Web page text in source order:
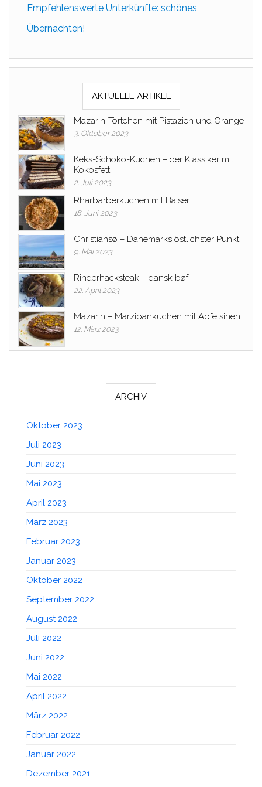
Empfehlenswerte Unterkünfte: schönes
Übernachten!
AKTUELLE ARTIKEL
Mazarin-Törtchen mit Pistazien und Orange
3. Oktober 2023
Keks-Schoko-Kuchen – der Klassiker mit
Kokosfett
2. Juli 2023
Rharbarberkuchen mit Baiser
18. Juni 2023
Christiansø – Dänemarks östlichster Punkt
9. Mai 2023
Rinderhacksteak – dansk bøf
22. April 2023
Mazarin – Marzipankuchen mit Apfelsinen
12. März 2023
ARCHIV
Oktober 2023
Juli 2023
Juni 2023
Mai 2023
April 2023
März 2023
Februar 2023
Januar 2023
Oktober 2022
September 2022
August 2022
Juli 2022
Juni 2022
Mai 2022
April 2022
März 2022
Februar 2022
Januar 2022
Dezember 2021